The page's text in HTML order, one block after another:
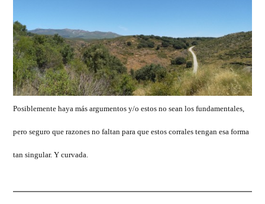
Posiblemente haya más argumentos y/o estos no sean los fundamentales,
pero seguro que razones no faltan para que estos corrales tengan esa forma
tan singular. Y curvada.